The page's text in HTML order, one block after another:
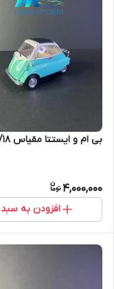
بی ام و ایستتا مقیاس ۱/۱۸
4,000,000
افزودن به سبد